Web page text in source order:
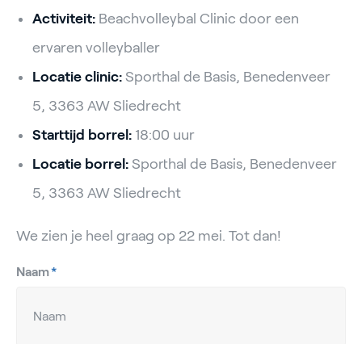
Activiteit: Beachvolleybal Clinic door een
ervaren volleyballer
Locatie clinic: Sporthal de Basis, Benedenveer
5, 3363 AW Sliedrecht
Starttijd borrel: 18:00 uur
Locatie borrel: Sporthal de Basis, Benedenveer
5, 3363 AW Sliedrecht
We zien je heel graag op 22 mei. Tot dan!
Naam*